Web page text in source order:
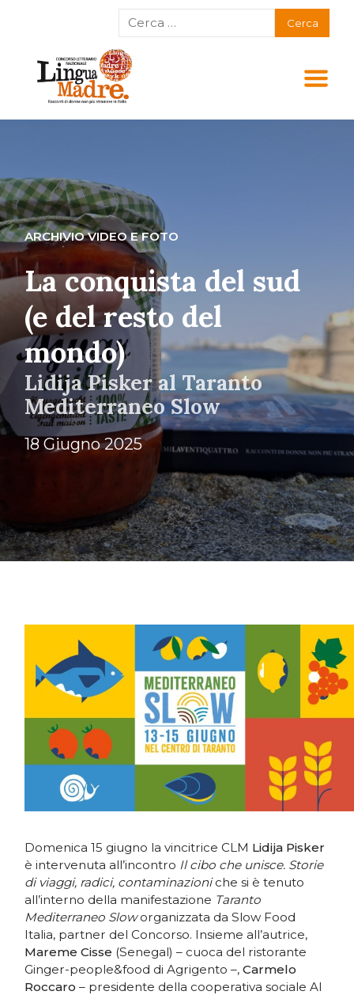
ARCHIVIO VIDEO E FOTO
La conquista del sud
(e del resto del
mondo)
Lidija Pisker al Taranto
Mediterraneo Slow
18 Giugno 2025
Domenica 15 giugno la vincitrice CLM Lidija Pisker
è intervenuta all’incontro Il cibo che unisce. Storie
di viaggi, radici, contaminazioniche si è tenuto
all’interno della manifestazione Taranto
Mediterraneo Sloworganizzata da Slow Food
Italia, partner del Concorso. Insieme all’autrice,
Mareme Cisse (Senegal) – cuoca del ristorante
Ginger-people&food di Agrigento –,Carmelo
Roccaro – presidente della cooperativa sociale Al